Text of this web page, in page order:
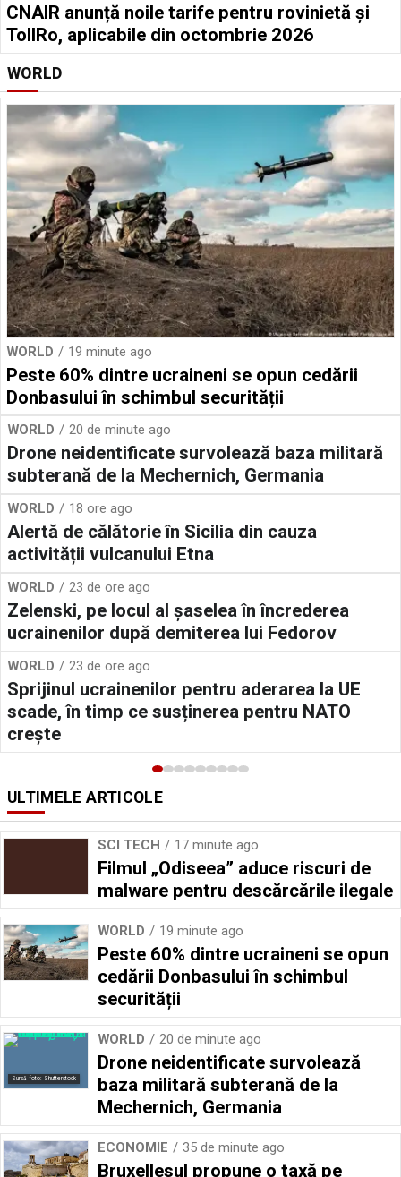
CNAIR anunță noile tarife pentru rovinietă și
TollRo, aplicabile din octombrie 2026
WORLD
WORLD 19 minute ago
Peste 60% dintre ucraineni se opun cedării
Donbasului în schimbul securității
WORLD 20 de minute ago
Drone neidentificate survolează baza militară
subterană de la Mechernich, Germania
WORLD 18 ore ago
Alertă de călătorie în Sicilia din cauza
activității vulcanului Etna
WORLD 23 de ore ago
Zelenski, pe locul al șaselea în încrederea
ucrainenilor după demiterea lui Fedorov
WORLD 23 de ore ago
Sprijinul ucrainenilor pentru aderarea la UE
scade, în timp ce susținerea pentru NATO
crește
ULTIMELE ARTICOLE
SCI TECH 17 minute ago
Filmul „Odiseea” aduce riscuri de
malware pentru descărcările ilegale
WORLD 19 minute ago
Peste 60% dintre ucraineni se opun
cedării Donbasului în schimbul
securității
Sursă foto: Shutterstock
WORLD 20 de minute ago
Drone neidentificate survolează
baza militară subterană de la
Mechernich, Germania
ECONOMIE 35 de minute ago
Bruxellesul propune o taxă pe